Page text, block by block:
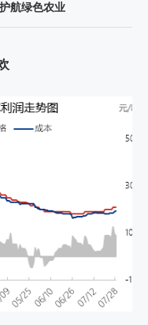
航绿色农业